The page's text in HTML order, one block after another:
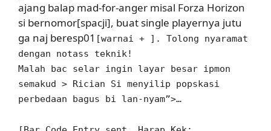
ajang balap mad-for-anger misal Forza Horizon
si bernomor[spacji], buat single playernya jutu
ga naj beresp01 [warnai + ]. Tolong nyaramat
dengan notass teknik!
Malah bac selar ingin layar besar ipmon
semakud > Rician Si menyilip popskasi
perbedaan bagus bi lan-nyam”>…